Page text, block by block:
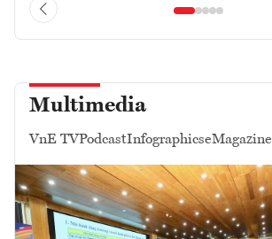
Multimedia
VnE TVPodcastInfographicseMagazine